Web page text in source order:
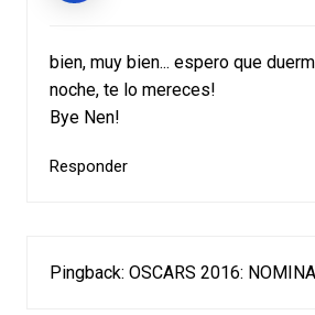
bien, muy bien... espero que
noche, te lo mereces!
Bye Nen!
Responder
Pingback: OSCARS 2016: